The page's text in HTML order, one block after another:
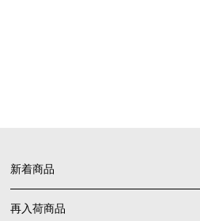
新着商品
再入荷商品